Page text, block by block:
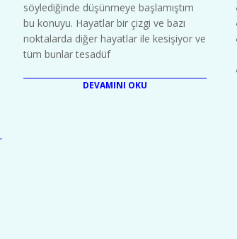
söylediğinde düşünmeye başlamıştım
bu konuyu. Hayatlar bir çizgi ve bazı
noktalarda diğer hayatlar ile kesişiyor ve
tüm bunlar tesadüf
DEVAMINI OKU